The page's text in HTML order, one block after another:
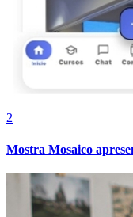
Grêmio
2
Mostra Mosaico